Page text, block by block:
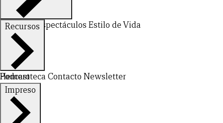
DeportesEspectáculos Estilo de Vida
Recursos
Hemeroteca Contacto Newsletter
Podcast
Impreso